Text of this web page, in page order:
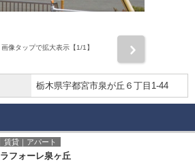
画像タップで拡大表示【1/1】
栃木県宇都宮市泉が丘６丁目1-44
賃貸｜アパート
ラフォーレ泉ヶ丘